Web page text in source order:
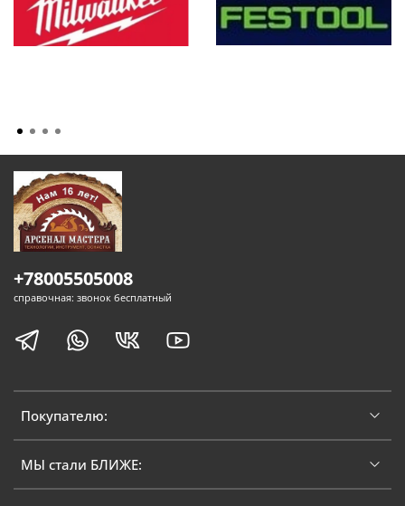
Покупателю:
МЫ стали БЛИЖЕ:
+78005505008
справочная: звонок бесплатный